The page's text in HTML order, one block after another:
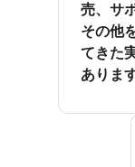
売、サ
その他
てきた
ありま